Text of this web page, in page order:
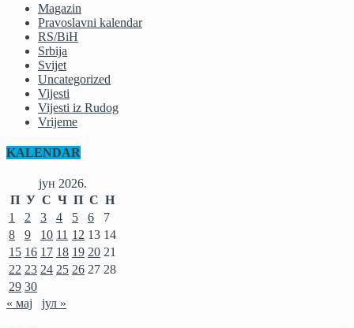
Magazin
Pravoslavni kalendar
RS/BiH
Srbija
Svijet
Uncategorized
Vijesti
Vijesti iz Rudog
Vrijeme
KALENDAR
јун 2026.
П У С Ч П С Н
1
2 3 4 5 6
7
8
9 10 11 12 13 14
15 16 17 18 19 20 21
22 23 24 25 26 27 28
29 30
« мај
јул »